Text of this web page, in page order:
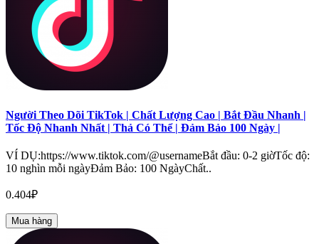
Người Theo Dõi TikTok | Chất Lượng Cao | Bắt Đầu Nhanh |
Tốc Độ Nhanh Nhất | Thả Có Thể | Đảm Bảo 100 Ngày |
VÍ DỤ:https://www.tiktok.com/@usernameBắt đầu: 0-2 giờTốc độ:
10 nghìn mỗi ngàyĐảm Bảo: 100 NgàyChất..
0.404₽
Mua hàng